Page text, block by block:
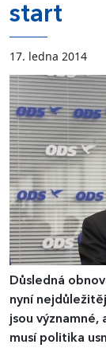
start
17. ledna 2014
Důsledná
nyní
jsou
musí politika